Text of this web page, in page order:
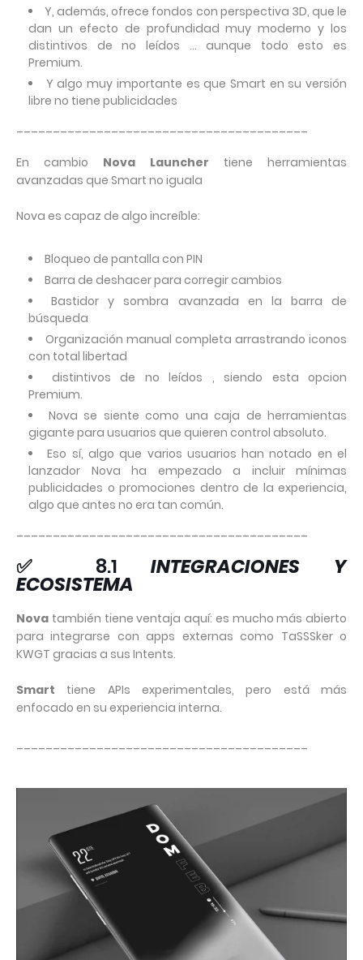
Y, además, ofrece fondos con perspectiva 3D, que le
dan un efecto de profundidad muy moderno y los
distintivos de no leídos … aunque todo esto es
Premium.
Y algo muy importante es que Smart en su versión
libre no tiene publicidades
En cambio Nova Launcher tiene herramientas
avanzadas que Smart no iguala
Nova es capaz de algo increíble:
Bloqueo de pantalla con PIN
Barra de deshacer para corregir cambios
Bastidor y sombra avanzada en la barra de
búsqueda
Organización manual completa arrastrando iconos
con total libertad
distintivos de no leídos , siendo esta opcion
Premium.
Nova se siente como una caja de herramientas
gigante para usuarios que quieren control absoluto.
Eso sí, algo que varios usuarios han notado en el
lanzador Nova ha empezado a incluir mínimas
publicidades o promociones dentro de la experiencia,
algo que antes no era tan común.
✅ 8.1INTEGRACIONES Y
ECOSISTEMA
Nova también tiene ventaja aquí: es mucho más abierto
para integrarse con apps externas como TaSSSker o
KWGT gracias a sus Intents.
Smart tiene APIs experimentales, pero está más
enfocado en su experiencia interna.